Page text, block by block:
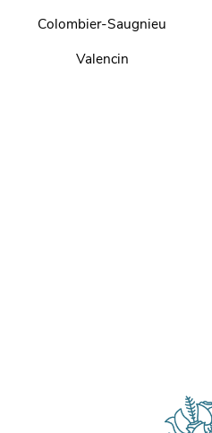
Colombier-Saugnieu
Valencin